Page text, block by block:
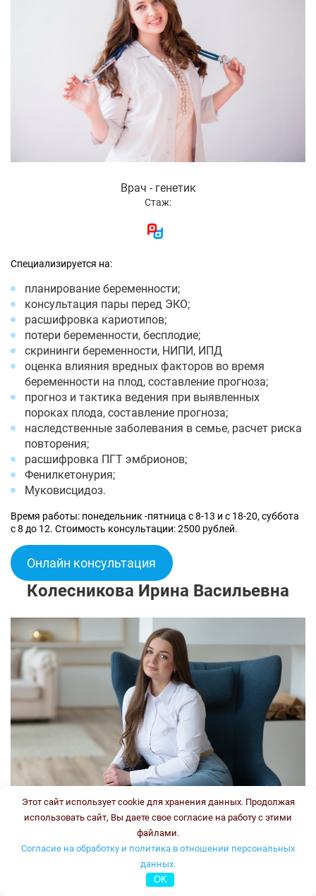
Врач - генетик
Стаж:
Специализируется на:
планирование беременности;
консультация пары перед ЭКО;
расшифровка кариотипов;
потери беременности, бесплодие;
скрининги беременности, НИПИ, ИПД
оценка влияния вредных факторов во время
беременности на плод, составление прогноза;
прогноз и тактика ведения при выявленных
пороках плода, составление прогноза;
наследственные заболевания в семье, расчет риска
повторения;
расшифровка ПГТ эмбрионов;
Фенилкетонурия;
Муковисцидоз.
Время работы: понедельник -пятница с 8-13 и с 18-20, суббота
с 8 до 12. Стоимость консультации: 2500 рублей.
Онлайн консультация
Колесникова Ирина Васильевна
Врач-генетик, врач клинической лабораторной
диагностики
Стаж:
Этот сайт использует cookie для хранения данных. Продолжая
использовать сайт, Вы даете свое согласие на работу с этими
файлами.
Согласие на обработку и политика в отношении персональных
данных.
OK